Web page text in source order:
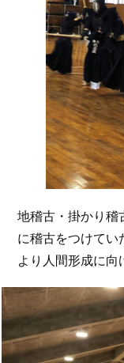
地稽古・掛かり
に稽古をつけてい
より人間形成に向